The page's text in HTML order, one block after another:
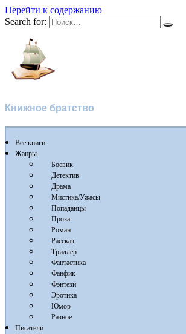
Перейти к содержанию
Search for:
Книжное братство
Все книги
Жанры
Боевик
Детектив
Драма
Мистика/Ужасы
Попаданцы
Проза
Роман
Рассказ
Триллер
Фантастика
Фанфик
Фэнтези
Эротика
Юмор
Разное
Писатели